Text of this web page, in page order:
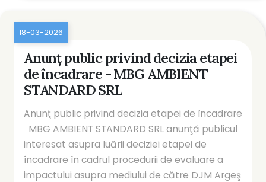
18-03-2026
Anunţ public privind decizia etapei
de încadrare - MBG AMBIENT
STANDARD SRL
Anunţ public privind decizia etapei de încadrare
MBG AMBIENT STANDARD SRL anunţă publicul
interesat asupra luării deciziei etapei de
încadrare în cadrul procedurii de evaluare a
impactului asupra mediului de către DJM Argeş